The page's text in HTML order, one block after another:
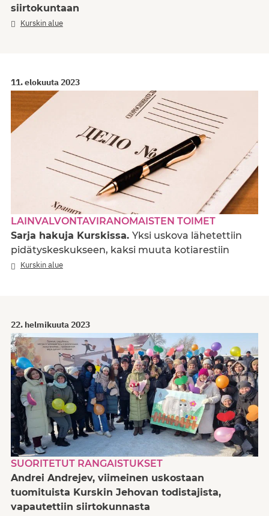
siirtokuntaan
Kurskin alue
11. elokuuta 2023
LAINVALVONTAVIRANOMAISTEN TOIMET
Sarja hakuja Kurskissa. Yksi uskova lähetettiin
pidätyskeskukseen, kaksi muuta kotiarestiin
Kurskin alue
22. helmikuuta 2023
SUORITETUT RANGAISTUKSET
Andrei Andrejev, viimeinen uskostaan
tuomituista Kurskin Jehovan todistajista,
vapautettiin siirtokunnasta